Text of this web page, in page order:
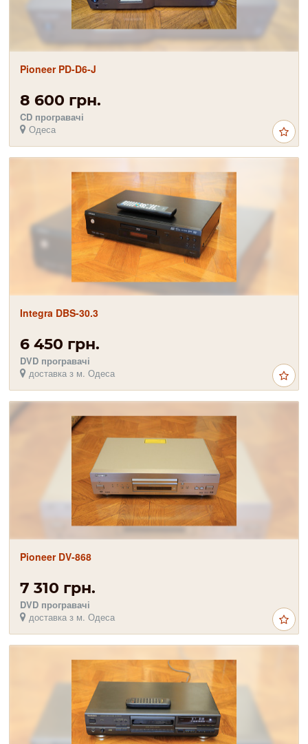
Pioneer PD-D6-J
8 600 грн.
CD програвачі
Одеса
Integra DBS-30.3
6 450 грн.
DVD програвачі
доставка з м. Одеса
Pioneer DV-868
7 310 грн.
DVD програвачі
доставка з м. Одеса